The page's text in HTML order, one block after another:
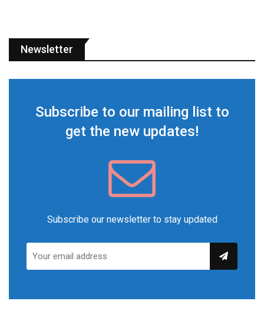
Newsletter
Subscribe to our mailing list to
get the new updates!
Subscribe our newsletter to stay updated